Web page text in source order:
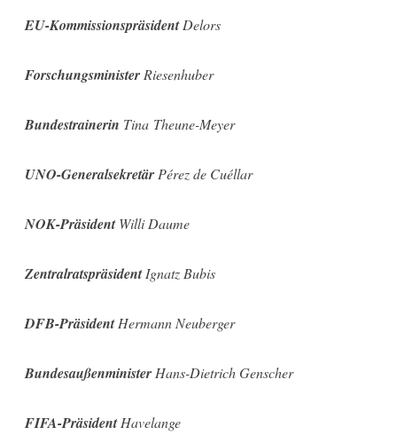
EU-KommissionspräsidentDelors
Forschungsminister Riesenhuber
Bundestrainerin Tina Theune-Meyer
UNO-Generalsekretär Pérez de Cuéllar
NOK-PräsidentWilli Daume
ZentralratspräsidentIgnatz Bubis
DFB-PräsidentHermann Neuberger
Bundesaußenminister Hans-Dietrich Genscher
FIFA-PräsidentHavelange